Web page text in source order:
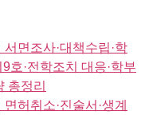
면조사·대책수립·학
호·전학조치 대응·학부
총정리
허취소·진술서·생계